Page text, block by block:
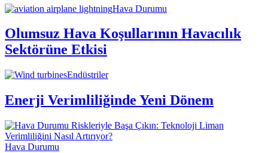
Hava Durumu
Olumsuz Hava Koşullarının Havacılık
Sektörüne Etkisi
Endüstriler
Enerji Verimliliğinde Yeni Dönem
Hava Durumu